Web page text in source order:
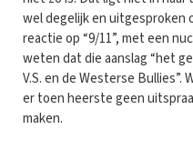
wel degelijk en uitgesproken
reactie op “9/11”, met een
weten dat die aanslag “het
V.S. en de Westerse
er toen heerste geen
maken.